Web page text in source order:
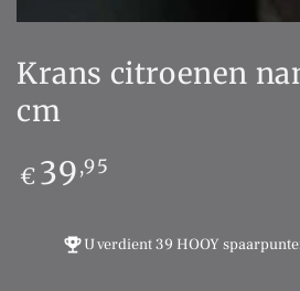
Krans citroenen
cm
Normale
prijs
€ 39,95
U verdient39 HOOY